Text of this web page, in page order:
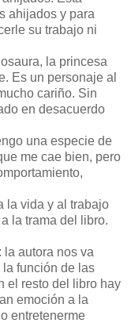
ahijados y para
su trabajo ni
la princesa
Es un personaje al
cariño. Sin
en desacuerdo
una especie de
me cae bien, pero
la vida y al trabajo
la trama del libro.
la autora nos va
función de las
el resto del libro hay
emoción a la
entretenerme